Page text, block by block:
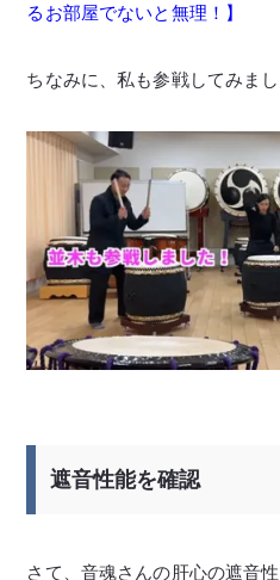
るお部屋でないと無理！】
ちなみに、私も参戦してみま
遮音性能を確認
さて、音魂さんの肝心の遮音